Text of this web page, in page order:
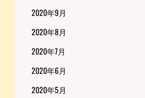
2020年9月
2020年8月
2020年7月
2020年6月
2020年5月